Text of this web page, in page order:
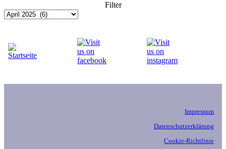
Filter
Archiv
Impressum
Datenschutzerklärung
Cookie-Richtlinie